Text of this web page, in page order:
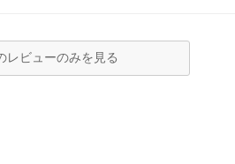
レビューのみを見る